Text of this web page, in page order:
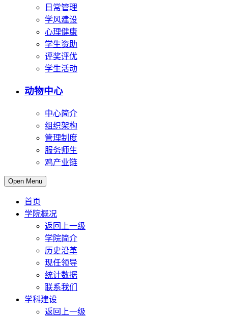
日常管理
学风建设
心理健康
学生资助
评奖评优
学生活动
动物中心
中心简介
组织架构
管理制度
服务师生
鸡产业链
Open Menu
首页
学院概况
返回上一级
学院简介
历史沿革
现任领导
统计数据
联系我们
学科建设
返回上一级